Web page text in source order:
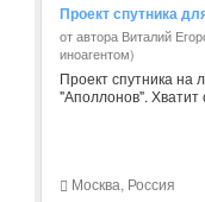
Проект спутника
от автора Виталий
иноагентом)
Проект спутника на
"Аполлонов". Хватит
Москва, Россия